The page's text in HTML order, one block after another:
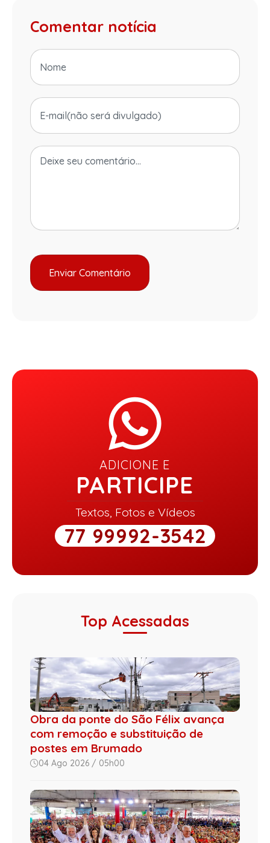
Comentar notícia
ADICIONE E
PARTICIPE
Textos, Fotos e Vídeos
77 99992-3542
Top Acessadas
Obra da ponte do São Félix avança
com remoção e substituição de
postes em Brumado
04 Ago 2026 / 05h00